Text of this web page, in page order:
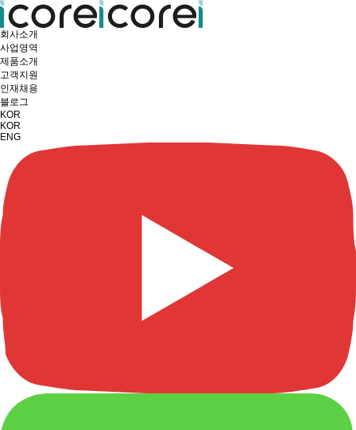
회사소개
사업영역
제품소개
고객지원
인재채용
블로그
KOR
KOR
ENG